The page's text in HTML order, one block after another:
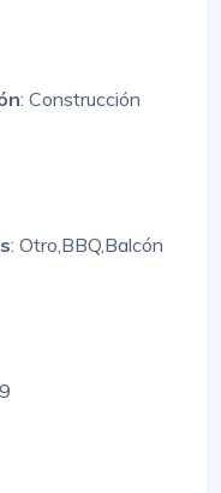
: Construcción
: Otro,BBQ,Balcón